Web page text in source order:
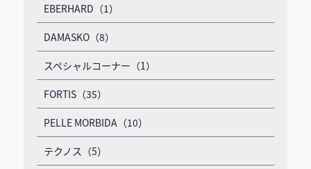
EBERHARD（1）
DAMASKO（8）
スペシャルコーナー（1）
FORTIS（35）
PELLE MORBIDA（10）
テクノス（5）